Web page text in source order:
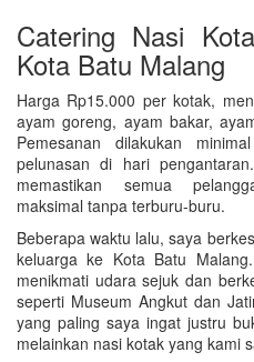
Catering Nasi
Kota Batu Malang
Harga Rp15.000 per kotak,
ayam goreng, ayam bakar,
Pemesanan dilakukan
pelunasan di hari
memastikan semua
maksimal tanpa terburu-buru.
Beberapa waktu lalu, saya
keluarga ke Kota Batu
menikmati udara sejuk dan
seperti Museum Angkut dan
yang paling saya ingat justru
melainkan nasi kotak yang kami